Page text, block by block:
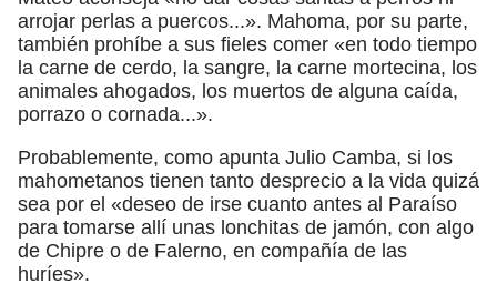
arrojar perlas a puercos...». Mahoma, por su parte,
también prohíbe a sus fieles comer «en todo tiempo
la carne de cerdo, la sangre, la carne mortecina, los
animales ahogados, los muertos de alguna caída,
porrazo o cornada...».
Probablemente, como apunta Julio Camba, si los
mahometanos tienen tanto desprecio a la vida quizá
sea por el «deseo de irse cuanto antes al Paraíso
para tomarse allí unas lonchitas de jamón, con algo
de Chipre o de Falerno, en compañía de las
huríes».